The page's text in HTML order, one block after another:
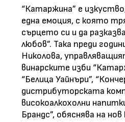
“Катаржина” е
една емоция, с която
сърцето си и да
любов”. Така преди
Николова,
винарските изби
“Белица Уайнъри”,
дистрибуторската
високоалкохолни
Брандс”, обяснява на